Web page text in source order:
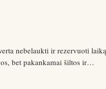
nebelaukti ir rezervuoti
bet pakankamai šiltos ir